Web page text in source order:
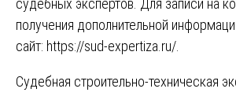
судебных экспертов. Для записи на
получения дополнительной
сайт: https://sud-expertiza.ru/.
Навигация
Судебная строительно-техническая